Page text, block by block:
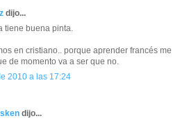
dijo...
tiene buena pinta.
en cristiano.. porque aprender francés me
de momento va a ser que no.
2010 a las 17:24
dijo...